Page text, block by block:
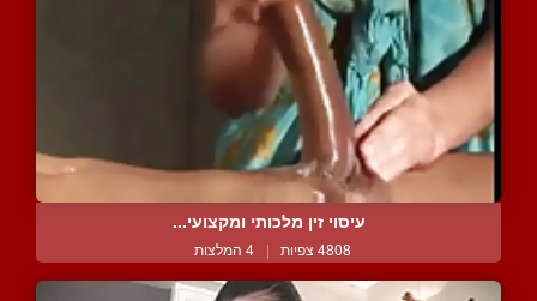
עיסוי זין מלכותי ומקצועי...
4808 צפיות | 4 המלצות